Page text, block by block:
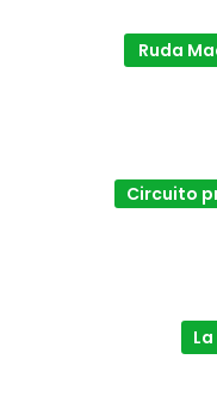
Ruda
Circuito